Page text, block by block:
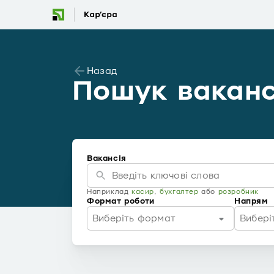
Назад
Пошук
Вакансія
Наприклад касир,бухгалтер або розробник
Формат роботи
Виберіть формат
Напрям